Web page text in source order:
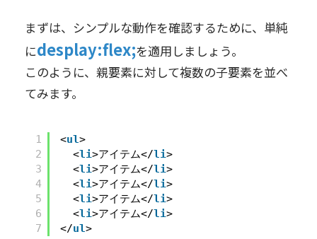
まずは、シンプルな動作を確認するために、単純
にdesplay:flex;を適用しましょう。
このように、親要素に対して複数の子要素を並べ
てみます。
1
2
3
4
5
6
7
<ul>
<li>アイテム</li>
<li>アイテム</li>
<li>アイテム</li>
<li>アイテム</li>
<li>アイテム</li>
</ul>